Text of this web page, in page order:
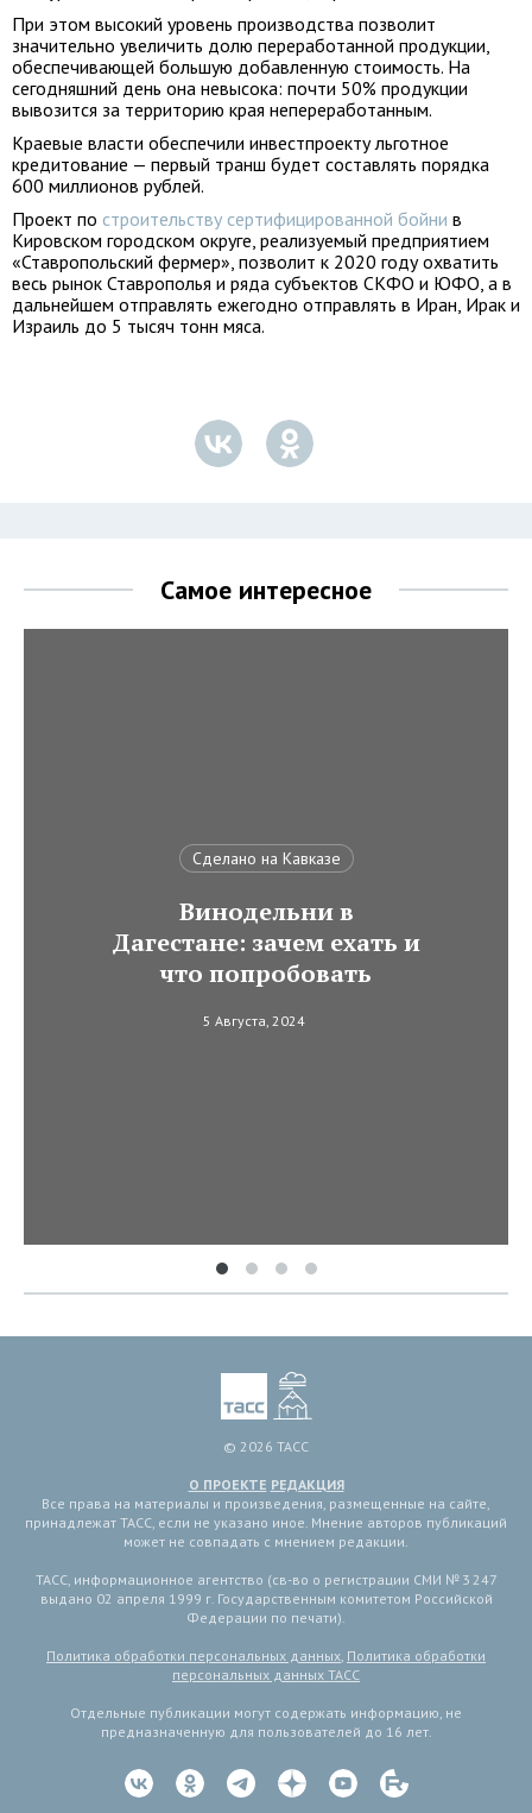
При этом высокий уровень производства позволит
значительно увеличить долю переработанной продукции,
обеспечивающей большую добавленную стоимость. На
сегодняшний день она невысока: почти 50% продукции
вывозится за территорию края непереработанным.
Краевые власти обеспечили инвестпроекту льготное
кредитование — первый транш будет составлять порядка
600 миллионов рублей.
Проект по строительству сертифицированной бойни в
Кировском городском округе, реализуемый предприятием
«Ставропольский фермер», позволит к 2020 году охватить
весь рынок Ставрополья и ряда субъектов СКФО и ЮФО, а в
дальнейшем отправлять ежегодно отправлять в Иран, Ирак и
Израиль до 5 тысяч тонн мяса.
Самое интересное
Сделано на Кавказе
Винодельни в
Дагестане: зачем ехать и
что попробовать
5 Августа, 2024
© 2026 ТАСС
О ПРОЕКТЕ РЕДАКЦИЯ
Все права на материалы и произведения, размещенные на сайте,
принадлежат ТАСС, если не указано иное. Мнение авторов публикаций
может не совпадать с мнением редакции.
ТАСС, информационное агентство (св-во о регистрации СМИ № 3 247
выдано 02 апреля 1999 г. Государственным комитетом Российской
Федерации по печати).
Политика обработки персональных данных, Политика обработки
персональных данных ТАСС
Отдельные публикации могут содержать информацию, не
предназначенную для пользователей до 16 лет.